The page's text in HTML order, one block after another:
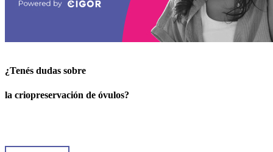
¿Tenés dudas sobre
la criopreservación de óvulos?